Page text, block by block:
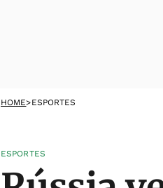
HOME>ESPORTES
ESPORTES